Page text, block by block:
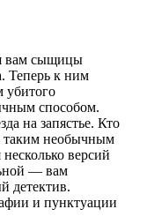
вам сыщицы
Теперь к ним
убитого
способом.
на запястье. Кто
таким необычным
версий
— вам
детектив.
и пунктуации